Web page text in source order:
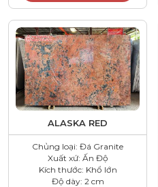
ALASKA RED
Chủng loại: Đá Granite
Xuất xứ: Ấn Độ
Kích thước: Khổ lớn
Độ dày: 2 cm